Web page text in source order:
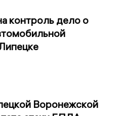
контроль дело о
Воронежской